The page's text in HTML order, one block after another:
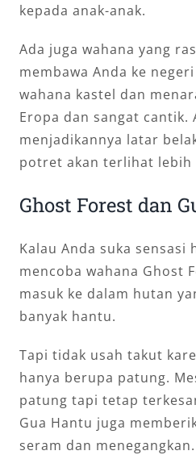
kepada anak-anak.
Ada juga wahana yang
membawa Anda ke
wahana kastel dan
Eropa dan sangat cantik.
menjadikannya latar
potret akan terlihat lebih
Ghost Forest dan
Kalau Anda suka
mencoba wahana Ghost
masuk ke dalam hutan
banyak hantu.
Tapi tidak usah takut
hanya berupa patung.
patung tapi tetap
Gua Hantu juga
seram dan menegangkan.